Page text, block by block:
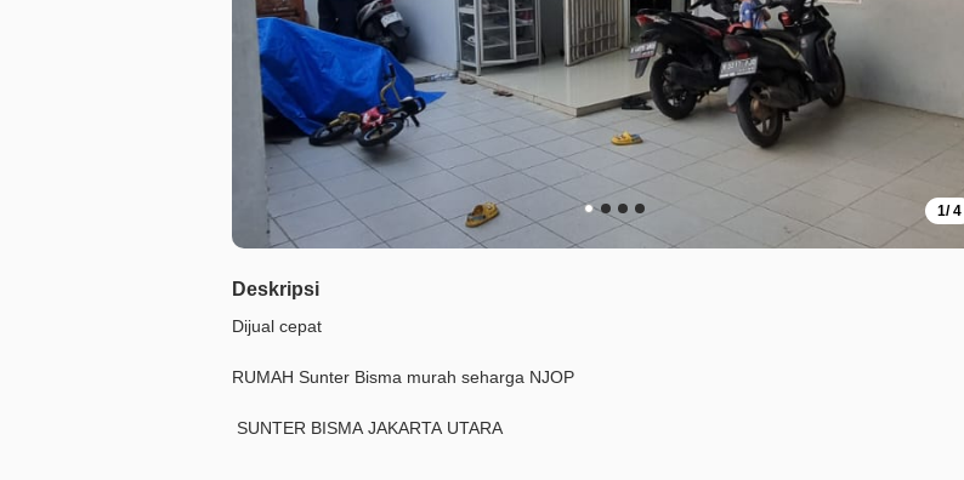
1/4
Deskripsi
Dijual cepat
RUMAH Sunter Bisma murah seharga NJOP
SUNTER BISMA JAKARTA UTARA